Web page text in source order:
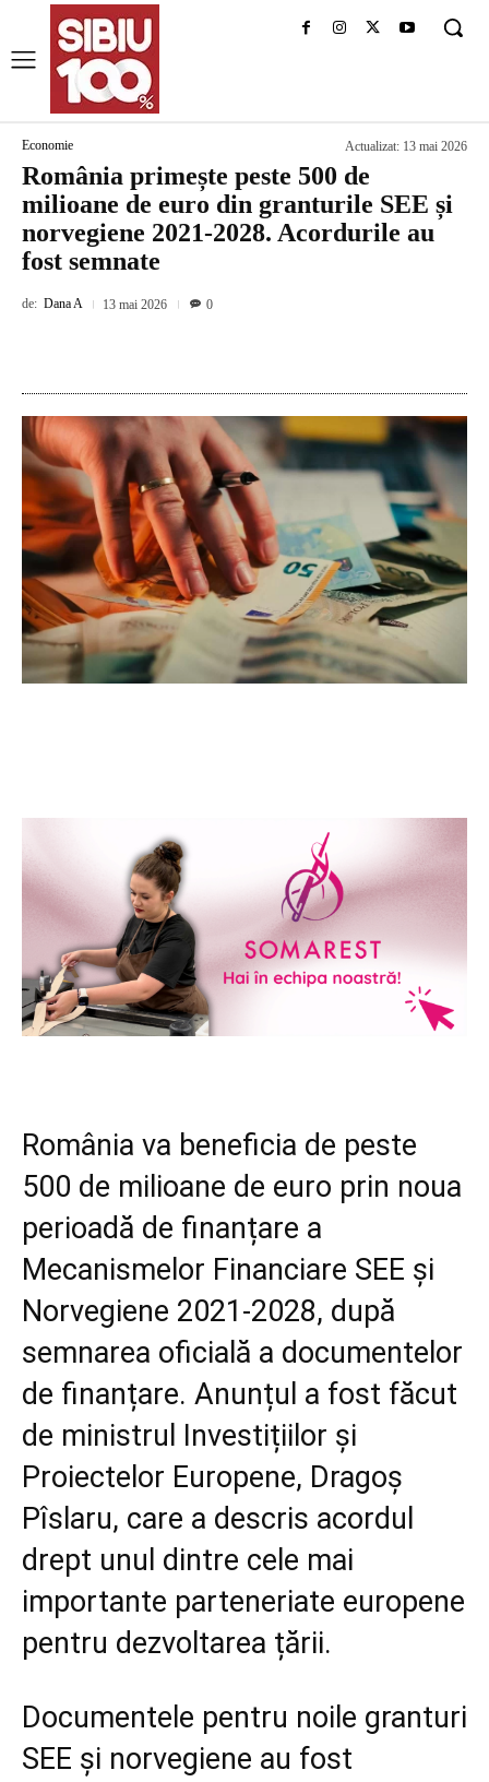
Economie Actualizat: 13 mai 2026
România primește peste 500 de
milioane de euro din granturile SEE și
norvegiene 2021-2028. Acordurile au
fost semnate
de: Dana A 13 mai 2026 0
România va beneficia de peste
500 de milioane de euro prin noua
perioadă de finanțare a
Mecanismelor Financiare SEE și
Norvegiene 2021-2028, după
semnarea oficială a documentelor
de finanțare. Anunțul a fost făcut
de ministrul Investițiilor și
Proiectelor Europene, Dragoș
Pîslaru, care a descris acordul
drept unul dintre cele mai
importante parteneriate europene
pentru dezvoltarea țării.
Documentele pentru noile granturi
SEE și norvegiene au fost